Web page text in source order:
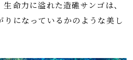
命力に溢れた造礁サンゴは、
りになっているかのような美し